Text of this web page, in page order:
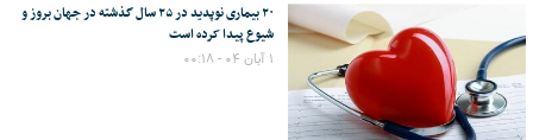
۲۰ بیماری نوپدید در ۲۵ سال گذشته در جهان بروز و
شیوع پیدا کرده است
۱ آبان ۰۴ - ۰۰:۱۸